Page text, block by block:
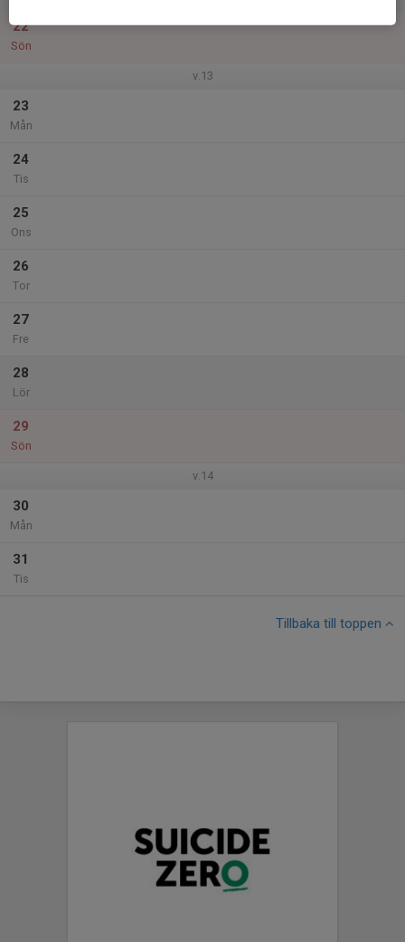
22
Sön
v.13
23
Mån
24
Tis
25
Ons
26
Tor
27
Fre
28
Lör
29
Sön
v.14
30
Mån
31
Tis
Tillbaka till toppen